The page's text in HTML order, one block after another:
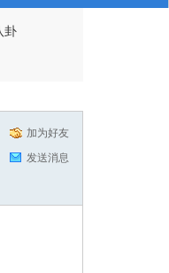
卦
加为好友
发送消息